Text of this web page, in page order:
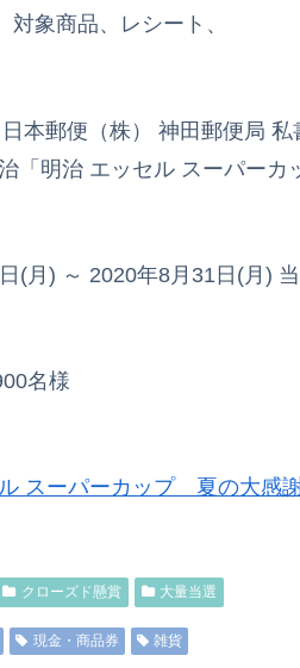
対象商品、レシート、
本郵便（株） 神田郵便局 私
「明治 エッセル スーパー
(月) ～ 2020年8月31日(月)
名様
スーパーカップ 夏の大感
クローズド懸賞 大量当選
現金・商品券 雑貨